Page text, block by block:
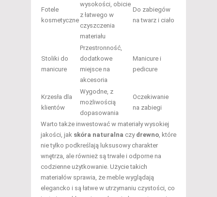
Fotele
kosmetyczne
wysokości, obicie
z łatwego w
czyszczenia
materiału
Do zabiegów
na twarz i ciało
Stoliki do
manicure
Przestronność,
dodatkowe
miejsce na
akcesoria
Manicure i
pedicure
Krzesła dla
klientów
Wygodne, z
możliwością
dopasowania
Oczekiwanie
na zabiegi
Warto także inwestować w materiały wysokiej
jakości, jak skóra naturalna czy drewno, które
nie tylko podkreślają luksusowy charakter
wnętrza, ale również są trwałe i odporne na
codzienne użytkowanie. Użycie takich
materiałów sprawia, że meble wyglądają
elegancko i są łatwe w utrzymaniu czystości, co